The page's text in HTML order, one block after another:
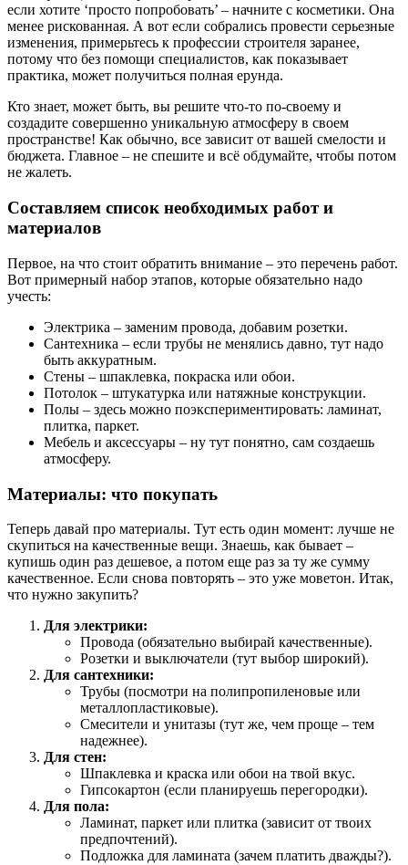
если хотите ‘просто попробовать’ – начните с косметики. Она
менее рискованная. А вот если собрались провести серьезные
изменения, примерьтесь к профессии строителя заранее,
потому что без помощи специалистов, как показывает
практика, может получиться полная ерунда.
Кто знает, может быть, вы решите что-то по-своему и
создадите совершенно уникальную атмосферу в своем
пространстве! Как обычно, все зависит от вашей смелости и
бюджета. Главное – не спешите и всё обдумайте, чтобы потом
не жалеть.
Составляем список необходимых работ и
материалов
Первое, на что стоит обратить внимание – это перечень работ.
Вот примерный набор этапов, которые обязательно надо
учесть:
Электрика – заменим провода, добавим розетки.
Сантехника – если трубы не менялись давно, тут надо
быть аккуратным.
Стены – шпаклевка, покраска или обои.
Потолок – штукатурка или натяжные конструкции.
Полы – здесь можно поэкспериментировать: ламинат,
плитка, паркет.
Мебель и аксессуары – ну тут понятно, сам создаешь
атмосферу.
Материалы: что покупать
Теперь давай про материалы. Тут есть один момент: лучше не
скупиться на качественные вещи. Знаешь, как бывает –
купишь один раз дешевое, а потом еще раз за ту же сумму
качественное. Если снова повторять – это уже моветон. Итак,
что нужно закупить?
Для электрики:
Провода (обязательно выбирай качественные).
Розетки и выключатели (тут выбор широкий).
Для сантехники:
Трубы (посмотри на полипропиленовые или
металлопластиковые).
Смесители и унитазы (тут же, чем проще – тем
надежнее).
Для стен:
Шпаклевка и краска или обои на твой вкус.
Гипсокартон (если планируешь перегородки).
Для пола:
Ламинат, паркет или плитка (зависит от твоих
предпочтений).
Подложка для ламината (зачем платить дважды?).